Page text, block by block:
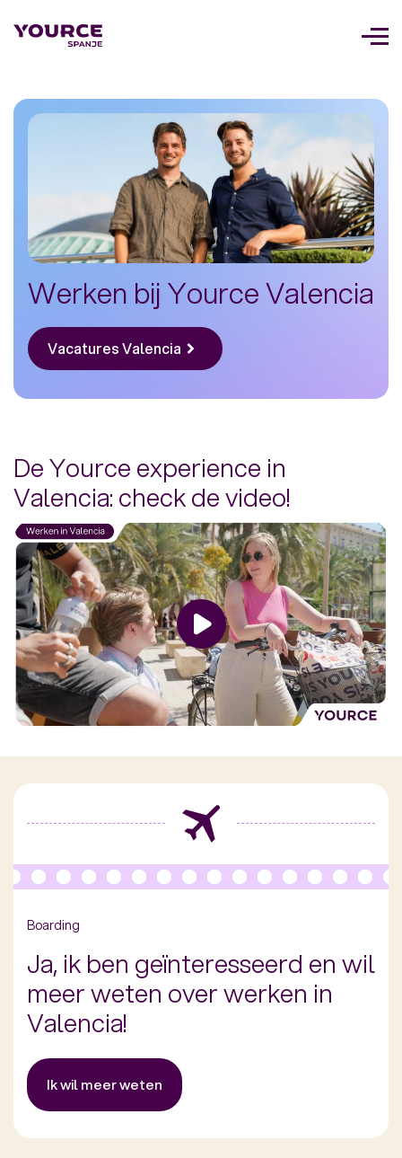
Werken bij Yource Valencia
Vacatures Valencia
De Yource experience in
Valencia: check de video!
Boarding
Ja, ik ben geïnteresseerd en wil
meer weten over werken in
Valencia!
Ik wil meer weten